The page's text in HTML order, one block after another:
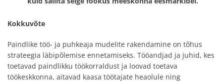
Kokkuvõte
Paindlike töö- ja puhkeaja mudelite rakendamine on tõhus
strateegia läbipõlemise ennetamiseks. Tööandjad ja juhid, kes
toetavad paindlikku töökorraldust ja loovad toetava
töökeskkonna, aitavad kaasa töötajate heaolule ning